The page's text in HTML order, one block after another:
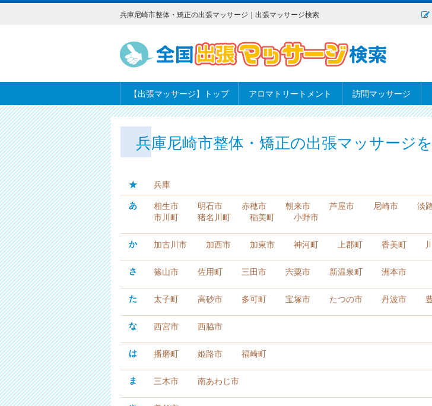
兵庫尼崎市整体・矯正の出張マッサージ｜出張マッサージ検索
【出張マッサージ】トップ アロマトリートメント 訪問マッサージ
兵庫尼崎市整体・矯正の出張マッサージ
★
兵庫
あ
相生市 明石市 赤穂市 朝来市 芦屋市 尼崎市 淡
市川町
猪名川町 稲美町 小野市
か 加古川市 加西市 加東市 神河町 上郡町 香美町
さ 篠山市 佐用町 三田市 宍粟市 新温泉町 洲本市
た 太子町 高砂市 多可町 宝塚市 たつの市 丹波市
な 西宮市 西脇市
は 播磨町 姫路市 福崎町
ま 三木市 南あわじ市